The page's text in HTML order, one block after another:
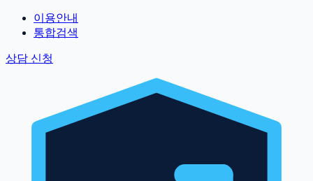
이용안내
통합검색
상담 신청